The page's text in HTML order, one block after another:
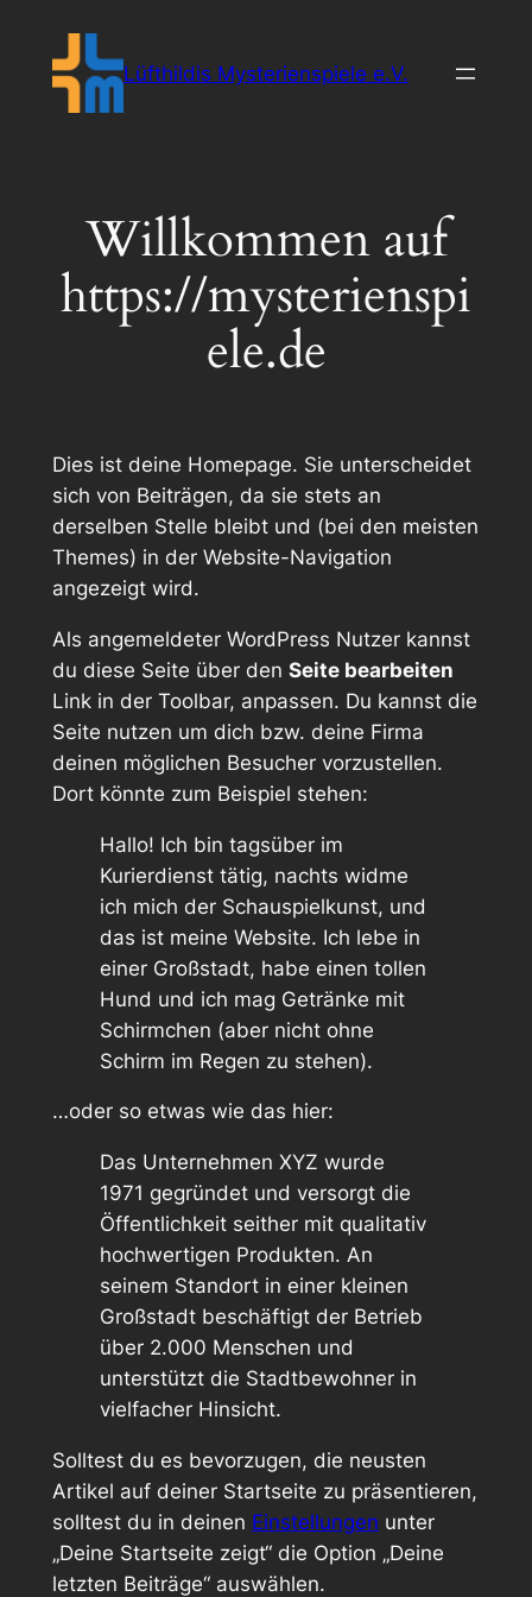
Inhalt
springen
Lüfthildis Mysterienspiele e.V.
Willkommen auf
https://mysterienspi
ele.de
Dies ist deine Homepage. Sie unterscheidet
sich von Beiträgen, da sie stets an
derselben Stelle bleibt und (bei den meisten
Themes) in der Website-Navigation
angezeigt wird.
Als angemeldeter WordPress Nutzer kannst
du diese Seite über den Seite bearbeiten
Link in der Toolbar, anpassen. Du kannst die
Seite nutzen um dich bzw. deine Firma
deinen möglichen Besucher vorzustellen.
Dort könnte zum Beispiel stehen:
Hallo! Ich bin tagsüber im
Kurierdienst tätig, nachts widme
ich mich der Schauspielkunst, und
das ist meine Website. Ich lebe in
einer Großstadt, habe einen tollen
Hund und ich mag Getränke mit
Schirmchen (aber nicht ohne
Schirm im Regen zu stehen).
…oder so etwas wie das hier:
Das Unternehmen XYZ wurde
1971 gegründet und versorgt die
Öffentlichkeit seither mit qualitativ
hochwertigen Produkten. An
seinem Standort in einer kleinen
Großstadt beschäftigt der Betrieb
über 2.000 Menschen und
unterstützt die Stadtbewohner in
vielfacher Hinsicht.
Solltest du es bevorzugen, die neusten
Artikel auf deiner Startseite zu präsentieren,
solltest du in deinen Einstellungen unter
„Deine Startseite zeigt“ die Option „Deine
letzten Beiträge“ auswählen.